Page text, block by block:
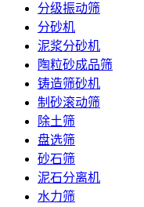
分级振动筛
分砂机
泥浆分砂机
陶粒砂成品筛
铸造筛砂机
制砂滚动筛
除土筛
盘选筛
砂石筛
泥石分离机
水力筛